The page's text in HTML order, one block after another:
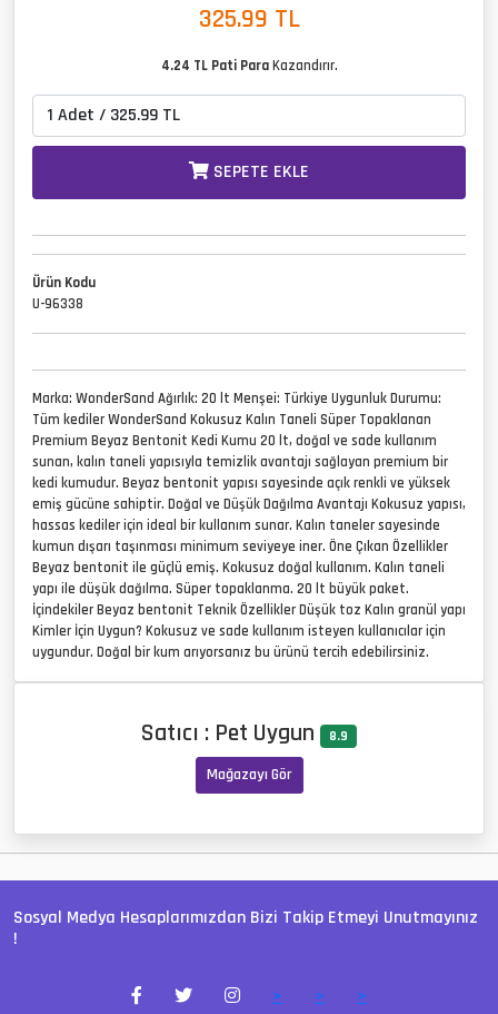
325.99 TL
4.24 TL Pati ParaKazandırır.
SEPETE EKLE
Ürün Kodu
U-96338
Marka: WonderSand Ağırlık: 20 lt Menşei: Türkiye Uygunluk Durumu:
Tüm kediler WonderSand Kokusuz Kalın Taneli Süper Topaklanan
Premium Beyaz Bentonit Kedi Kumu 20 lt, doğal ve sade kullanım
sunan, kalın taneli yapısıyla temizlik avantajı sağlayan premium bir
kedi kumudur. Beyaz bentonit yapısı sayesinde açık renkli ve yüksek
emiş gücüne sahiptir. Doğal ve Düşük Dağılma Avantajı Kokusuz yapısı,
hassas kediler için ideal bir kullanım sunar. Kalın taneler sayesinde
kumun dışarı taşınması minimum seviyeye iner. Öne Çıkan Özellikler
Beyaz bentonit ile güçlü emiş. Kokusuz doğal kullanım. Kalın taneli
yapı ile düşük dağılma. Süper topaklanma. 20 lt büyük paket.
İçindekiler Beyaz bentonit Teknik Özellikler Düşük toz Kalın granül yapı
Kimler İçin Uygun? Kokusuz ve sade kullanım isteyen kullanıcılar için
uygundur. Doğal bir kum arıyorsanız bu ürünü tercih edebilirsiniz.
Satıcı : Pet Uygun 8.9
Mağazayı Gör
Sosyal Medya Hesaplarımızdan Bizi Takip Etmeyi Unutmayınız
!
> > >